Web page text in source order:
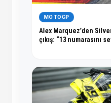
MOTOGP
Alex Marquez’den
çıkış: “13 numarasını